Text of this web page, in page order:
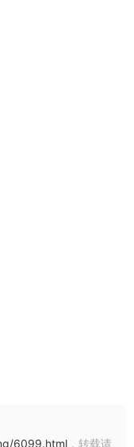
6099.html ，转载请